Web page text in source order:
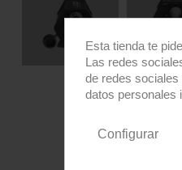
Esta tienda te
Las redes
de redes
datos personales
Configurar